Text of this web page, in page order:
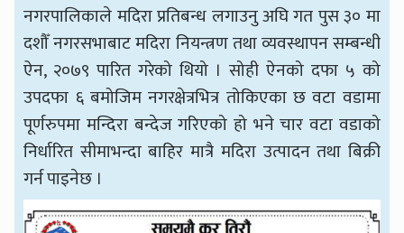
नगरपालिकाले मदिरा प्रतिबन्ध लगाउनु अघि गत पुस ३० मा
दशौँ नगरसभाबाट मदिरा नियन्त्रण तथा व्यवस्थापन सम्बन्धी
ऐन, २०७९ पारित गरेको थियो । सोही ऐनको दफा ५ को
उपदफा ६ बमोजिम नगरक्षेत्रभित्र तोकिएका छ वटा वडामा
पूर्णरुपमा मन्दिरा बन्देज गरिएको हो भने चार वटा वडाको
निर्धारित सीमाभन्दा बाहिर मात्रै मदिरा उत्पादन तथा बिक्री
गर्न पाइनेछ ।